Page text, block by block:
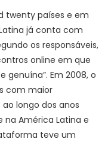
twenty países e em
já conta com
os responsáveis,
online em que
genuína”. Em 2008, o
com maior
longo dos anos
na América Latina e
teve um